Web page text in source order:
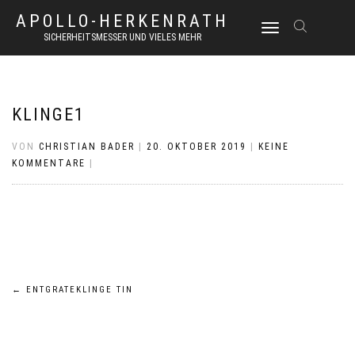
APOLLO-HERKENRATH
SICHERHEITSMESSER UND VIELES MEHR
NAVIGATION
KLINGE1
VON CHRISTIAN BADER 20. OKTOBER 2019
KEINE
KOMMENTARE
Beitrags-
← ENTGRATEKLINGE TIN